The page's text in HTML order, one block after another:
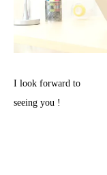
I look forward to
seeing you !